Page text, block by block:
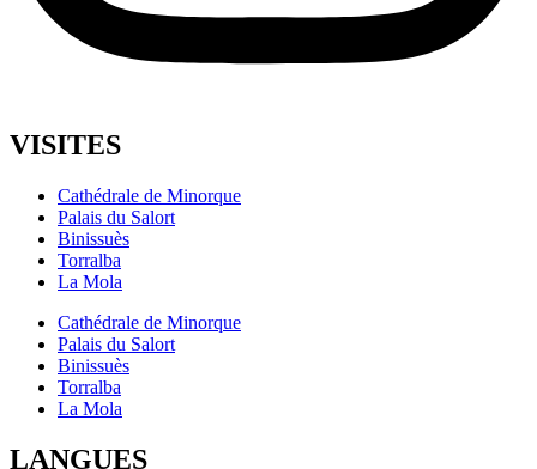
VISITES
Cathédrale de Minorque
Palais du Salort
Binissuès
Torralba
La Mola
Cathédrale de Minorque
Palais du Salort
Binissuès
Torralba
La Mola
LANGUES